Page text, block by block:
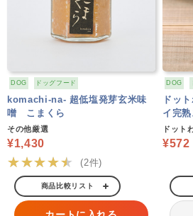
DOG ドッグフード
komachi-na- 超低塩発芽玄米味
噌 こまくら
その他厳選
¥1,430
★★★★★ (2件)
商品比較リスト
DOG
ドッ
イ完熟
ドット
¥572